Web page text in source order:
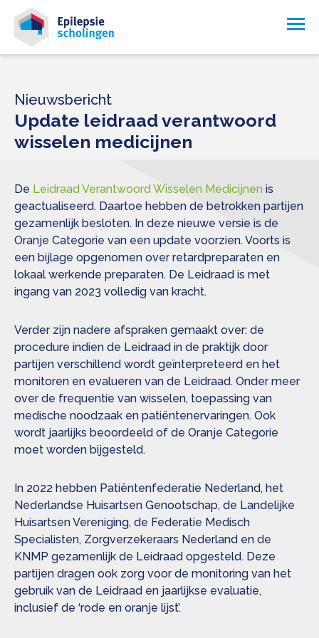
Nieuwsbericht
Update leidraad verantwoord
wisselen medicijnen
De Leidraad Verantwoord Wisselen Medicijnen is
geactualiseerd. Daartoe hebben de betrokken partijen
gezamenlijk besloten. In deze nieuwe versie is de
Oranje Categorie van een update voorzien. Voorts is
een bijlage opgenomen over retardpreparaten en
lokaal werkende preparaten. De Leidraad is met
ingang van 2023 volledig van kracht.
Verder zijn nadere afspraken gemaakt over: de
procedure indien de Leidraad in de praktijk door
partijen verschillend wordt geïnterpreteerd en het
monitoren en evalueren van de Leidraad. Onder meer
over de frequentie van wisselen, toepassing van
medische noodzaak en patiëntenervaringen. Ook
wordt jaarlijks beoordeeld of de Oranje Categorie
moet worden bijgesteld.
In 2022 hebben Patiëntenfederatie Nederland, het
Nederlandse Huisartsen Genootschap, de Landelijke
Huisartsen Vereniging, de Federatie Medisch
Specialisten, Zorgverzekeraars Nederland en de
KNMP gezamenlijk de Leidraad opgesteld. Deze
partijen dragen ook zorg voor de monitoring van het
gebruik van de Leidraad en jaarlijkse evaluatie,
inclusief de ‘rode en oranje lijst’.